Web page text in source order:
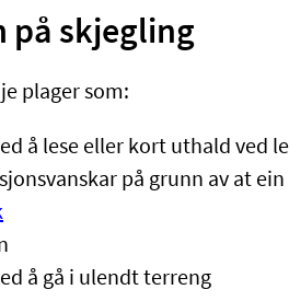
på skjegling
plager som:
å lese eller kort uthald ved
på grunn av at
å gå i ulendt terreng